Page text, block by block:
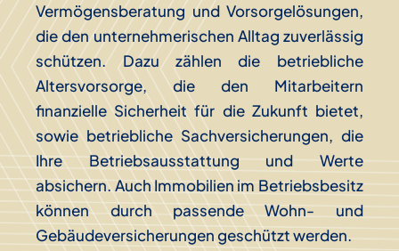
Vermögensberatung und Vorsorgelösungen,
die den unternehmerischen Alltag zuverlässig
schützen. Dazu zählen die betriebliche
Altersvorsorge, die den Mitarbeitern
finanzielle Sicherheit für die Zukunft bietet,
sowie betriebliche Sachversicherungen, die
Ihre Betriebsausstattung und Werte
absichern. Auch Immobilien im Betriebsbesitz
können durch passende Wohn- und
Gebäudeversicherungen geschützt werden.